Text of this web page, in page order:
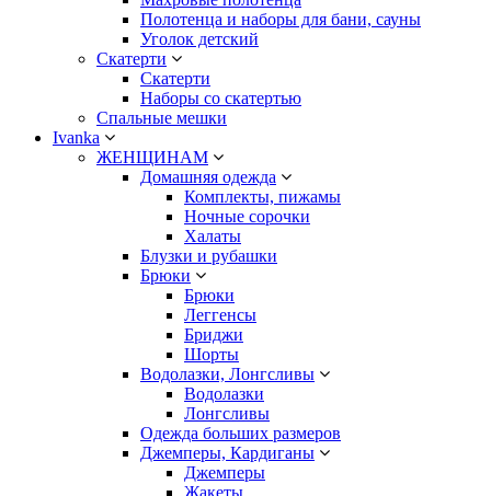
Полотенца и наборы для бани, сауны
Уголок детский
Скатерти
Скатерти
Наборы со скатертью
Спальные мешки
Ivanka
ЖЕНЩИНАМ
Домашняя одежда
Комплекты, пижамы
Ночные сорочки
Халаты
Блузки и рубашки
Брюки
Брюки
Леггенсы
Бриджи
Шорты
Водолазки, Лонгсливы
Водолазки
Лонгсливы
Одежда больших размеров
Джемперы, Кардиганы
Джемперы
Жакеты